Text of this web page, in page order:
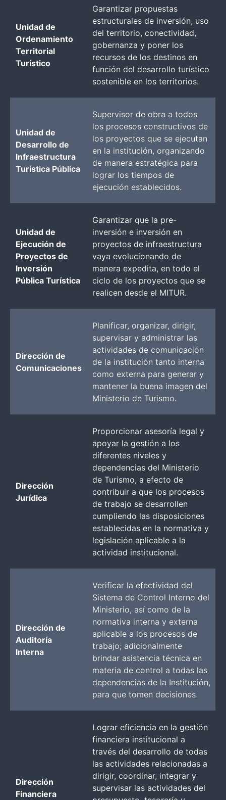
Unidad de
Ordenamiento
Territorial
Turístico
Garantizar propuestas
estructurales de inversión, uso
del territorio, conectividad,
gobernanza y poner los
recursos de los destinos en
función del desarrollo turístico
sostenible en los territorios.
Unidad de
Desarrollo de
Infraestructura
Turística Pública
Supervisor de obra a todos
los procesos constructivos de
los proyectos que se ejecutan
en la institución, organizando
de manera estratégica para
lograr los tiempos de
ejecución establecidos.
Unidad de
Ejecución de
Proyectos de
Inversión
Pública Turística
Garantizar que la pre-
inversión e inversión en
proyectos de infraestructura
vaya evolucionando de
manera expedita, en todo el
ciclo de los proyectos que se
realicen desde el MITUR.
Dirección de
Comunicaciones
Planificar, organizar, dirigir,
supervisar y administrar las
actividades de comunicación
de la institución tanto interna
como externa para generar y
mantener la buena imagen del
Ministerio de Turismo.
Dirección
Jurídica
Proporcionar asesoría legal y
apoyar la gestión a los
diferentes niveles y
dependencias del Ministerio
de Turismo, a efecto de
contribuir a que los procesos
de trabajo se desarrollen
cumpliendo las disposiciones
establecidas en la normativa y
legislación aplicable a la
actividad institucional.
Dirección de
Auditoría
Interna
Verificar la efectividad del
Sistema de Control Interno del
Ministerio, así como de la
normativa interna y externa
aplicable a los procesos de
trabajo; adicionalmente
brindar asistencia técnica en
materia de control a todas las
dependencias de la Institución,
para que tomen decisiones.
Dirección
Financiera
Lograr eficiencia en la gestión
financiera institucional a
través del desarrollo de todas
las actividades relacionadas a
dirigir, coordinar, integrar y
supervisar las actividades del